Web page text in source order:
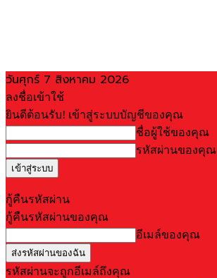
วันศุกร์ 7 สิงหาคม 2026
ลงชื่อเข้าใช้
ยินดีต้อนรับ! เข้าสู่ระบบบัญชีของคุณ
ชื่อผู้ใช้ของคุณ
รหัสผ่านของคุณ
กู้คืนรหัสผ่าน
กู้คืนรหัสผ่านของคุณ
อีเมล์ของคุณ
รหัสผ่านจะถูกอีเมล์ถึงคุณ